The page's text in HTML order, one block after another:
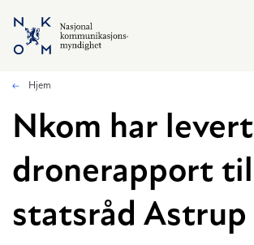
Hopp til hovedinnhold
Hjem
Nkom har levert
dronerapport til
statsråd Astrup